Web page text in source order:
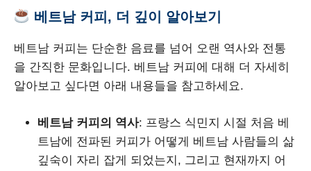
베트남 커피, 더 깊이 알아보기
베트남 커피는 단순한 음료를 넘어 오랜 역사와 전통
을 간직한 문화입니다. 베트남 커피에 대해 더 자세히
알아보고 싶다면 아래 내용들을 참고하세요.
베트남 커피의 역사: 프랑스 식민지 시절 처음 베
트남에 전파된 커피가 어떻게 베트남 사람들의 삶
깊숙이 자리 잡게 되었는지, 그리고 현재까지 어